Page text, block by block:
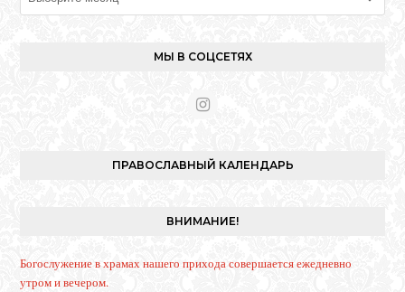
МЫ В СОЦСЕТЯХ
I
t
a
ПРАВОСЛАВНЫЙ КАЛЕНДАРЬ
ВНИМАНИЕ!
Богослужение в храмах нашего прихода совершается ежедневно
утром и вечером.